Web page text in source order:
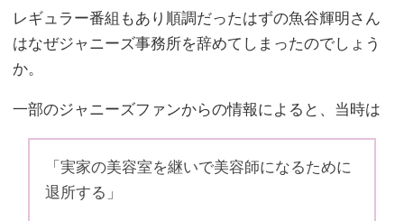
レギュラー番組もあり順調だったはずの魚谷輝明さん
はなぜジャニーズ事務所を辞めてしまったのでしょう
か。
一部のジャニーズファンからの情報によると、当時は
「実家の美容室を継いで美容師になるために
退所する」